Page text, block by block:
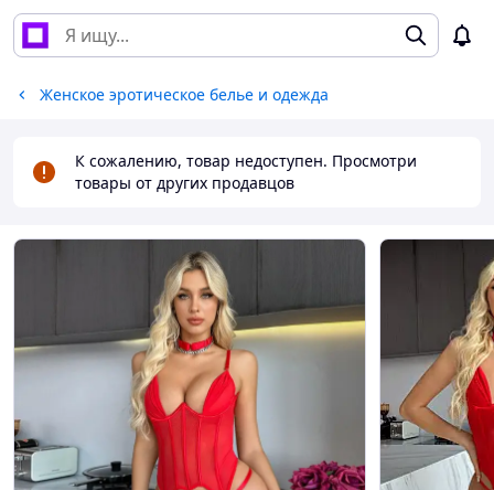
Женское эротическое белье и одежда
К сожалению, товар недоступен. Просмотри
товары от других продавцов